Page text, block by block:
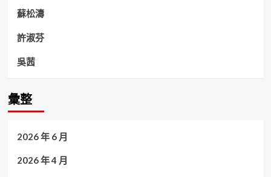
蘇松濤
許淑芬
吳茜
彙整
2026 年 6 月
2026 年 4 月